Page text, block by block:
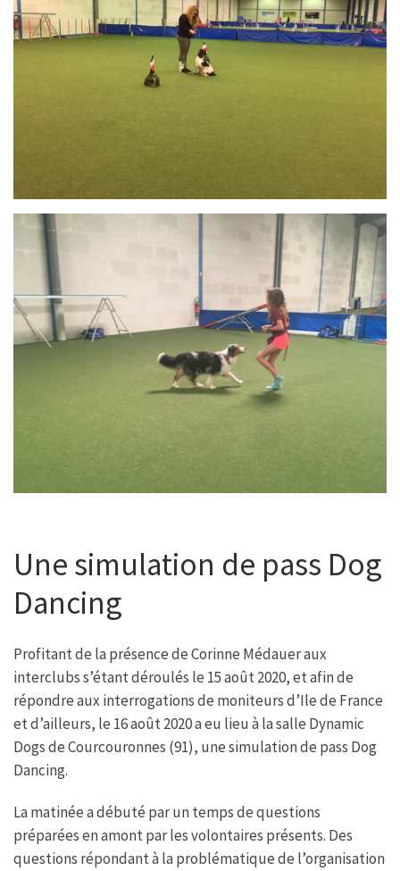
Une simulation de pass Dog
Dancing
Profitant de la présence de Corinne Médauer aux
interclubs s’étant déroulés le 15 août 2020, et afin de
répondre aux interrogations de moniteurs d’Ile de France
et d’ailleurs, le 16 août 2020 a eu lieu à la salle Dynamic
Dogs de Courcouronnes (91), une simulation de pass Dog
Dancing.
La matinée a débuté par un temps de questions
préparées en amont par les volontaires présents. Des
questions répondant à la problématique de l’organisation